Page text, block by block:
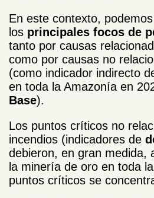
En este contexto,
los principales focos de
tanto por causas
como por causas no
(como indicador indirecto
en toda la Amazonía en
Base).
Los puntos críticos no
incendios (indicadores de
debieron, en gran medida,
la minería de oro en toda
puntos críticos se